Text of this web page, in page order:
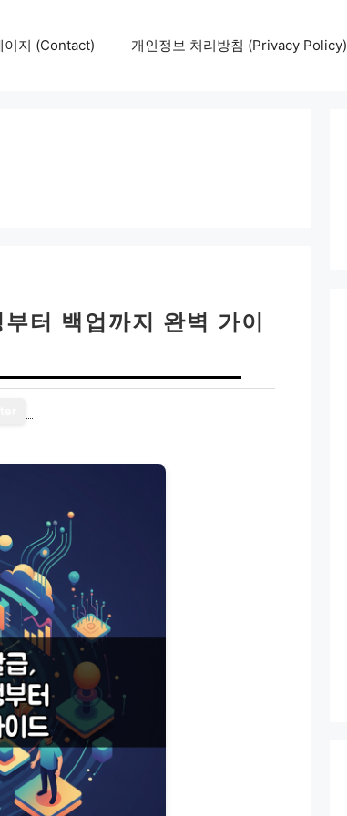
이지 (Contact) 개인정보 처리방침 (Privacy Policy)
터 백업까지 완벽 가이